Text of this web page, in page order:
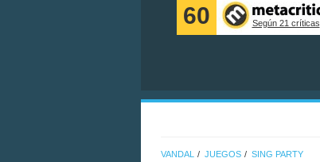
60 Según 21 críticas
VANDAL JUEGOS SING PARTY